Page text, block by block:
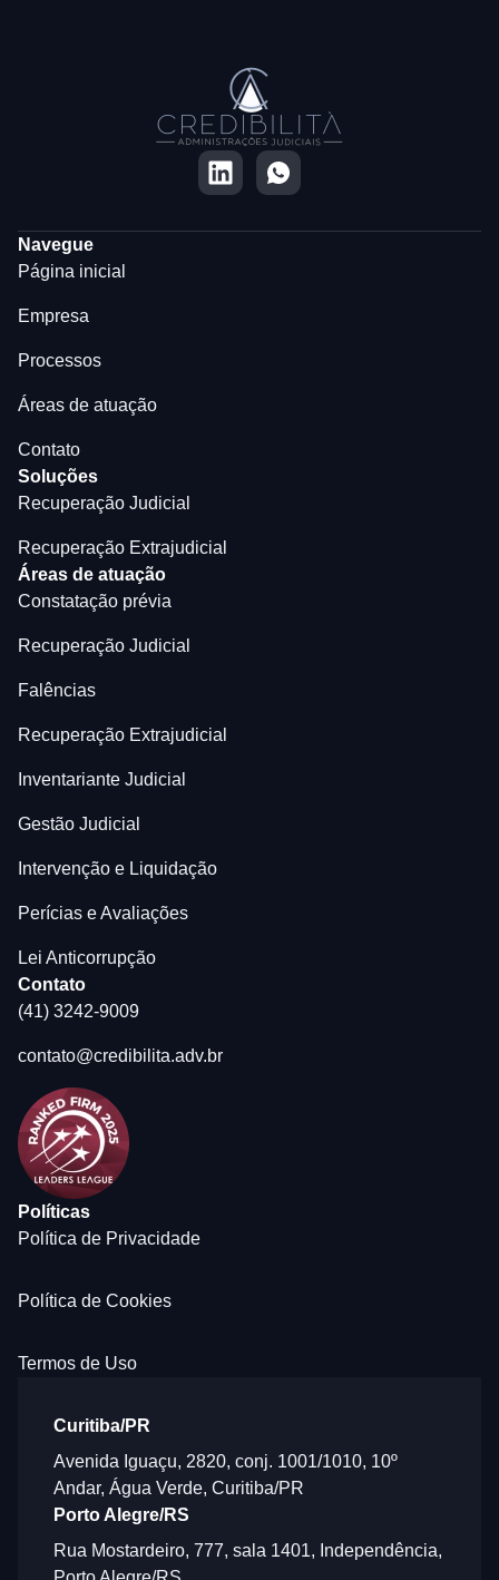
Navegue
Página inicial
Empresa
Processos
Áreas de atuação
Contato
Soluções
Recuperação Judicial
Recuperação Extrajudicial
Áreas de atuação
Constatação prévia
Recuperação Judicial
Falências
Recuperação Extrajudicial
Inventariante Judicial
Gestão Judicial
Intervenção e Liquidação
Perícias e Avaliações
Lei Anticorrupção
Contato
(41) 3242-9009
contato@credibilita.adv.br
Políticas
Política de Privacidade
Política de Cookies
Termos de Uso
Curitiba/PR
Avenida Iguaçu, 2820, conj. 1001/1010, 10º
Andar, Água Verde, Curitiba/PR
Porto Alegre/RS
Rua Mostardeiro, 777, sala 1401, Independência,